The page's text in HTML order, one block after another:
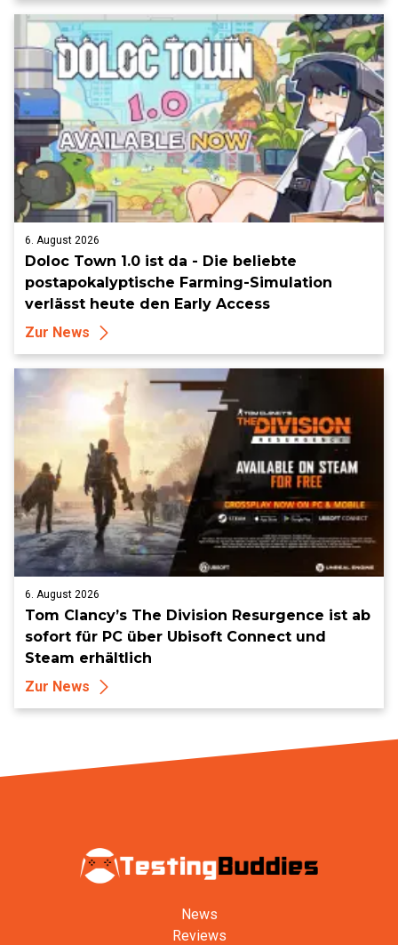
6. August 2026
Doloc Town 1.0 ist da - Die beliebte
postapokalyptische Farming-Simulation
verlässt heute den Early Access
Zur News
6. August 2026
Tom Clancy’s The Division Resurgence ist ab
sofort für PC über Ubisoft Connect und
Steam erhältlich
Zur News
News
Reviews